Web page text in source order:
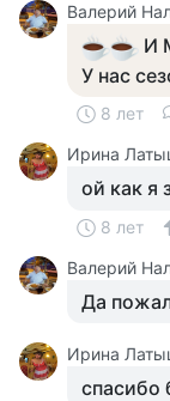
Валерий
И
У нас
8 лет
Ирина
ой как я
8 лет
Валерий
Да
Ирина
спасибо